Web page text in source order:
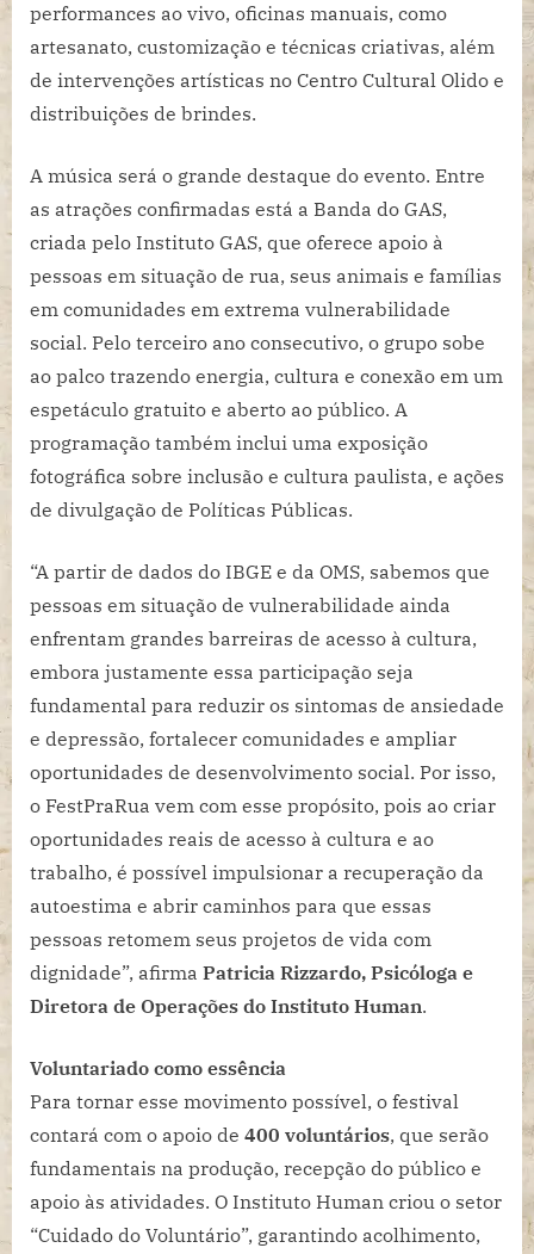
performances ao vivo, oficinas manuais, como
artesanato, customização e técnicas criativas, além
de intervenções artísticas no Centro Cultural Olido e
distribuições de brindes.
A música será o grande destaque do evento. Entre
as atrações confirmadas está a Banda do GAS,
criada pelo Instituto GAS, que oferece apoio à
pessoas em situação de rua, seus animais e famílias
em comunidades em extrema vulnerabilidade
social. Pelo terceiro ano consecutivo, o grupo sobe
ao palco trazendo energia, cultura e conexão em um
espetáculo gratuito e aberto ao público. A
programação também inclui uma exposição
fotográfica sobre inclusão e cultura paulista, e ações
de divulgação de Políticas Públicas.
“A partir de dados do IBGE e da OMS, sabemos que
pessoas em situação de vulnerabilidade ainda
enfrentam grandes barreiras de acesso à cultura,
embora justamente essa participação seja
fundamental para reduzir os sintomas de ansiedade
e depressão, fortalecer comunidades e ampliar
oportunidades de desenvolvimento social. Por isso,
o FestPraRua vem com esse propósito, pois ao criar
oportunidades reais de acesso à cultura e ao
trabalho, é possível impulsionar a recuperação da
autoestima e abrir caminhos para que essas
pessoas retomem seus projetos de vida com
dignidade”, afirma Patricia Rizzardo, Psicóloga e
Diretora de Operações do Instituto Human.
Voluntariado como essência
Para tornar esse movimento possível, o festival
contará com o apoio de 400 voluntários, que serão
fundamentais na produção, recepção do público e
apoio às atividades. O Instituto Human criou o setor
“Cuidado do Voluntário”, garantindo acolhimento,